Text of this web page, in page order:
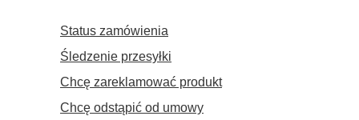
Status zamówienia
Śledzenie przesyłki
Chcę zareklamować produkt
Chcę odstąpić od umowy